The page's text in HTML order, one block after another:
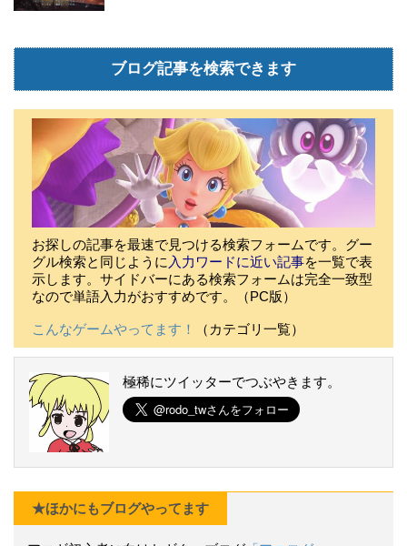
ブログ記事を検索できます
お探しの記事を最速で見つける検索フォームです。グー
グル検索と同じように 入力ワードに近い記事を一覧で表
示します。サイドバーにある検索フォームは完全一致型
なので単語入力がおすすめです。（PC版）
こんなゲームやってます！ （カテゴリ一覧）
極稀にツイッターでつぶやきます。
★ほかにもブログやってます